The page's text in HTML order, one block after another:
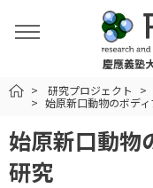
慶應義塾
HOME研究プロジェクト
始原新口動物のボデ
始原新口動物
研究